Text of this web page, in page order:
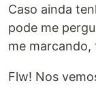
Caso ainda
pode me
me marcando,
Flw! Nos